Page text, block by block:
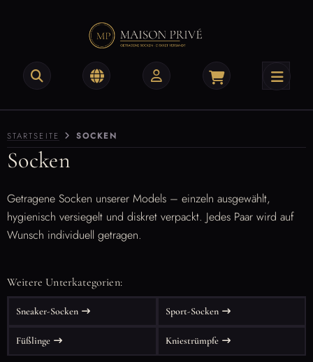
STARTSEITE SOCKEN
Socken
Getragene Socken unserer Models – einzeln ausgewählt,
hygienisch versiegelt und diskret verpackt. Jedes Paar wird auf
Wunsch individuell getragen.
Weitere Unterkategorien:
Sneaker-Socken Sport-Socken
Füßlinge Kniestrümpfe